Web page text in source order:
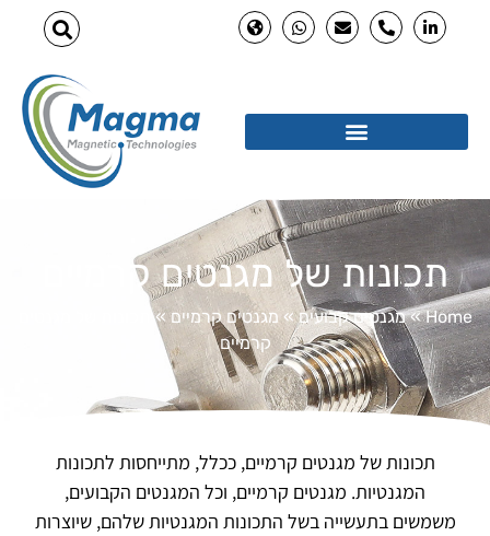
תכונות של מגנטים קרמיים
Home
»מגנטים קבועים» מגנטים קרמיים »
קרמיים
תכונות של מגנטים קרמיים, ככלל, מתייחסות לתכונות
המגנטיות. מגנטים קרמיים, וכל המגנטים הקבועים,
משמשים בתעשייה בשל התכונות המגנטיות שלהם, שיוצרות